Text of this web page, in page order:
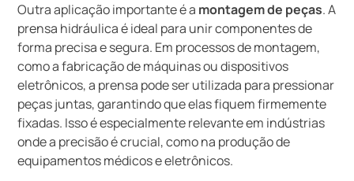
Outra aplicação importante é a montagem de peças. A
prensa hidráulica é ideal para unir componentes de
forma precisa e segura. Em processos de montagem,
como a fabricação de máquinas ou dispositivos
eletrônicos, a prensa pode ser utilizada para pressionar
peças juntas, garantindo que elas fiquem firmemente
fixadas. Isso é especialmente relevante em indústrias
onde a precisão é crucial, como na produção de
equipamentos médicos e eletrônicos.